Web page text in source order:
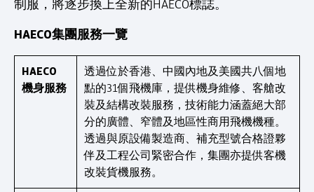
制服，將逐步換上全新的HAECO標誌。
HAECO集團服務一覽
HAECO
機身服務
透過位於香港、中國內地及美國共八個地
點的31個飛機庫，提供機身維修、客艙改
裝及結構改裝服務，技術能力涵蓋絕大部
分的廣體、窄體及地區性商用飛機機種。
透過與原設備製造商、補充型號合格證夥
伴及工程公司緊密合作，集團亦提供客機
改裝貨機服務。